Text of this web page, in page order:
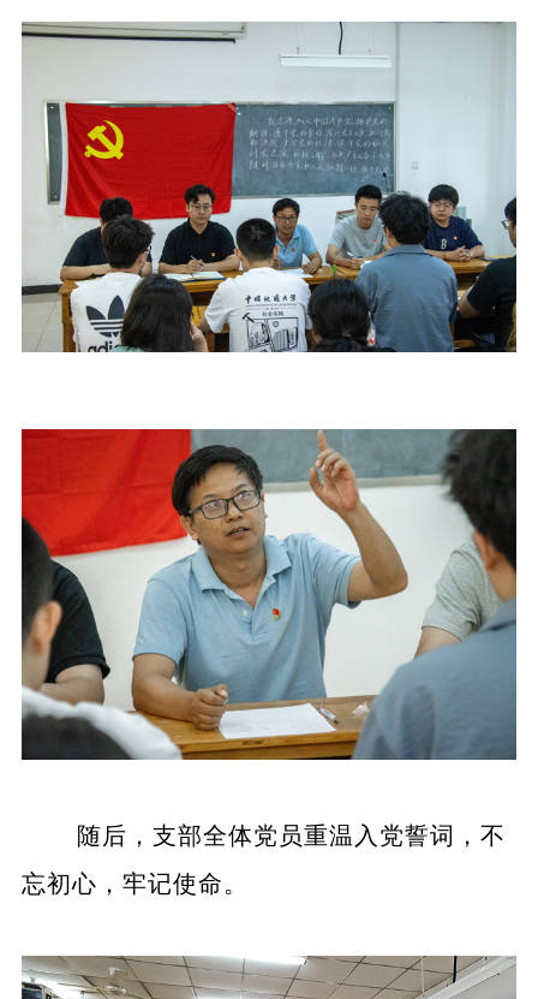
随后，支部全体党员重温入党誓词，不
忘初心，牢记使命。